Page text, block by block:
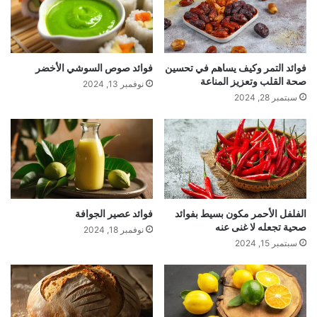
ب
ي
ن
ي
د
ي
ك
فوائد التمر وكيف يساهم في تحسين
صحة القلب وتعزيز المناعة
سبتمبر 28, 2024
فوائد صوص السوشي الأخضر
نوفمبر 13, 2024
الفلفل الأحمر مكون بسيط بفوائد
صحية تجعله لا غنى عنه
سبتمبر 15, 2024
فوائد عصير الجوافة
نوفمبر 18, 2024